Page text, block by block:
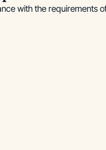
Аналитика, отели
with the requirements